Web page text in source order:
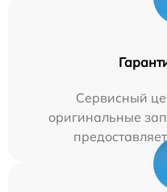
Сервисный
оригинальные